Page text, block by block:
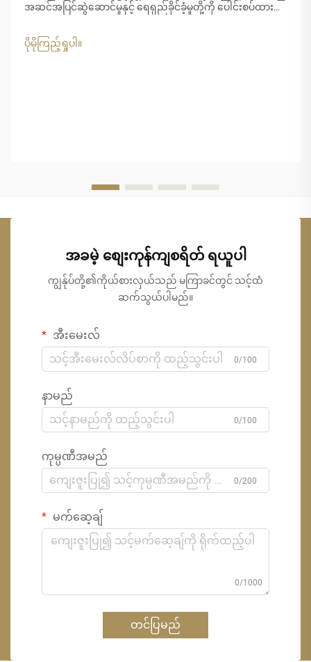
အဆင်အပြင်ဆွဲဆောင်မှုနှင့် ရေရှည်ခိုင်ခံ့မှုတို့ကို ပေါင်းစပ်ထား
ပါသည်။ သာမောင်းလုံအိမ်ခေါင်မိုးသည် အပူပိုင်းအပန်းဖြေစခန်း
များ၊ ဖျော်ဖြေရေးနှင့် ဟိုတယ်လုပ်ငန်းများအတွက် စွဲမက်ဖွယ်
ပိုမိုကြည့်ရှုပါ။
အခမဲ့ စျေးကုန်ကျစရိတ် ရယူပါ
ကျွန်ုပ်တို့၏ကိုယ်စားလှယ်သည် မကြာခင်တွင် သင့်ထံ
ဆက်သွယ်ပါမည်။
အီးမေးလ်
0/100
နာမည်
0/100
ကုမ္ပဏီအမည်
0/200
မက်ဆေ့ချ်
0/1000
တင်ပြမည်